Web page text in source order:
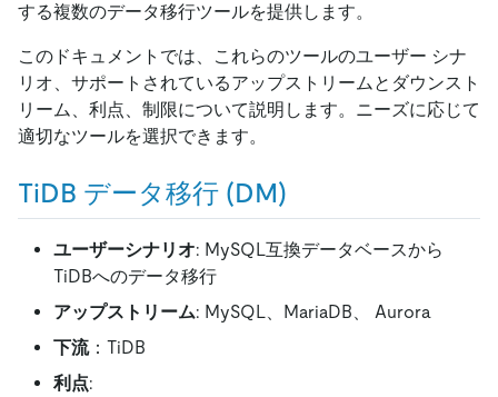
する複数のデータ移行ツールを提供します。
このドキュメントでは、これらのツールのユーザー シナ
リオ、サポートされているアップストリームとダウンスト
リーム、利点、制限について説明します。ニーズに応じて
適切なツールを選択できます。
TiDB データ移行 (DM)
ユーザーシナリオ: MySQL互換データベースから
TiDBへのデータ移行
アップストリーム: MySQL、MariaDB、 Aurora
下流：TiDB
利点: